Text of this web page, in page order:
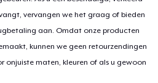
vervangen we het graag of bieden
aan. Omdat onze producten
kunnen we geen retourzendingen
onjuiste maten, kleuren of als u gewoon